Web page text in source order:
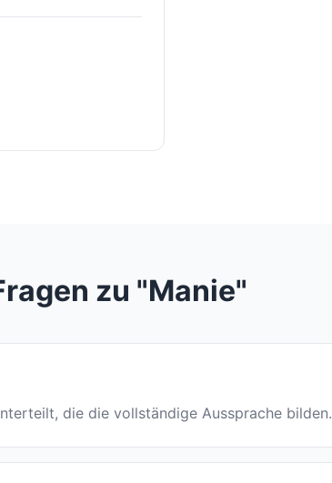
zu "Manie"
die die vollständige Aussprache bilden.